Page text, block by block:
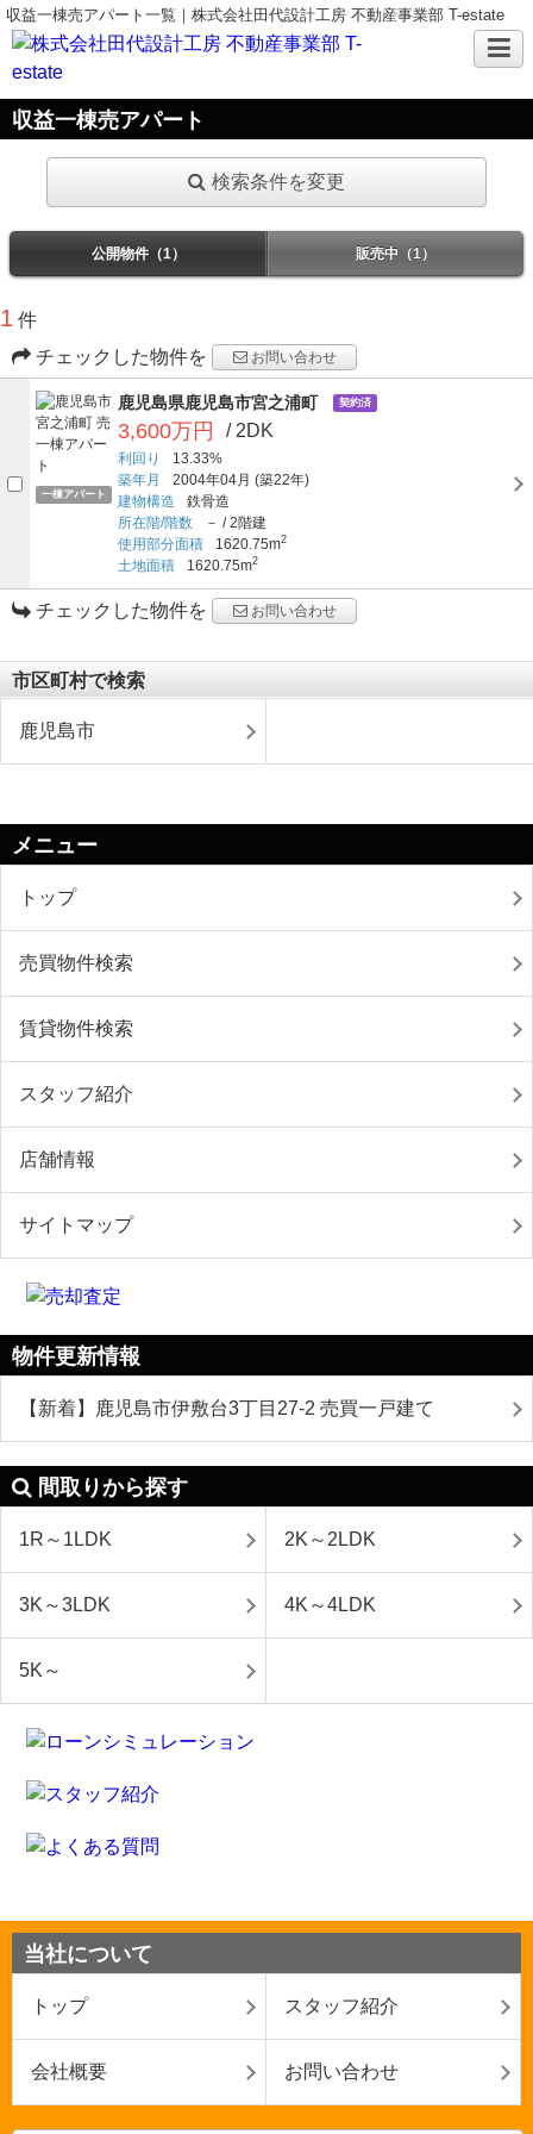
収益一棟売アパート一覧｜株式会社田代設計工房 不動産事業部 T-estate
収益一棟売アパート
検索条件を変更
公開物件（1） 販売中（1）
1 件
チェックした物件を
お問い合わせ
一棟アパート
鹿児島県鹿児島市宮之浦町 契約済
3,600万円 / 2DK
利回り
13.33%
築年月
2004年04月 (築22年)
建物構造
鉄骨造
所在階/階数
－ /2階建
使用部分面積
1620.75m2
土地面積 1620.75m2
チェックした物件を お問い合わせ
市区町村で検索
鹿児島市
メニュー
トップ
売買物件検索
賃貸物件検索
スタッフ紹介
店舗情報
サイトマップ
物件更新情報
【新着】鹿児島市伊敷台3丁目27-2 売買一戸建て
間取りから探す
1R～1LDK 2K～2LDK
3K～3LDK 4K～4LDK
5K～
当社について
トップ スタッフ紹介
会社概要 お問い合わせ